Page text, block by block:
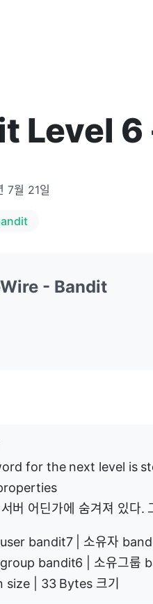
Level 6
7월 21일
- Bandit
for the next level is
버 어딘가에 숨겨져 있다.
bandit7 | 소유자
bandit6 | 소유그룹
size | 33 Bytes 크기